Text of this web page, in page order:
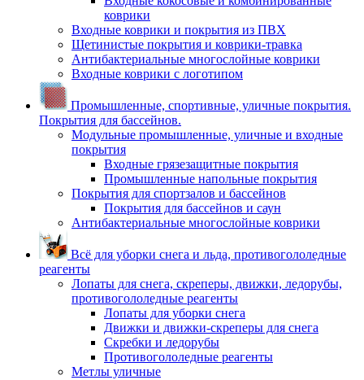
коврики
Входные коврики и покрытия из ПВХ
Щетинистые покрытия и коврики-травка
Антибактериальные многослойные коврики
Входные коврики с логотипом
Промышленные, спортивные, уличные покрытия.
Покрытия для бассейнов.
Модульные промышленные, уличные и входные
покрытия
Входные грязезащитные покрытия
Промышленные напольные покрытия
Покрытия для спортзалов и бассейнов
Покрытия для бассейнов и саун
Антибактериальные многослойные коврики
Всё для уборки снега и льда, противогололедные
реагенты
Лопаты для снега, скреперы, движки, ледорубы,
противогололедные реагенты
Лопаты для уборки снега
Движки и движки-скреперы для снега
Скребки и ледорубы
Противогололедные реагенты
Метлы уличные